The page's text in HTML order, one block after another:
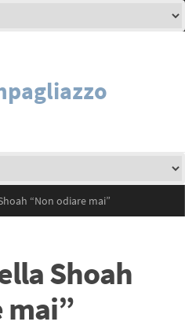
“Non odiare mai”
Shoah
mai”